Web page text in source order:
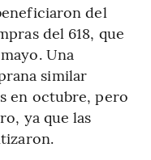
del
del 618, que
Una
similar
en octubre, pero
ya que las